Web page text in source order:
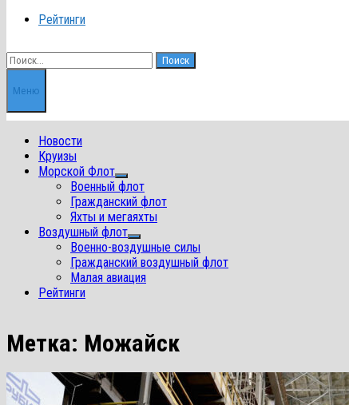
Рейтинги
Найти:
Меню
Новости
Круизы
Морской Флот
Показать
подменю
Военный флот
Гражданский флот
Яхты и мегаяхты
Воздушный флот
Показать
подменю
Военно-воздушные силы
Гражданский воздушный флот
Малая авиация
Рейтинги
Метка: Можайск